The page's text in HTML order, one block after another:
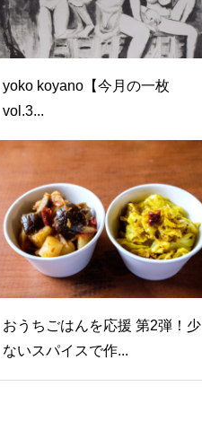
yoko koyano【今月の一枚
vol.3...
おうちごはんを応援 第2弾！少
ないスパイスで作...